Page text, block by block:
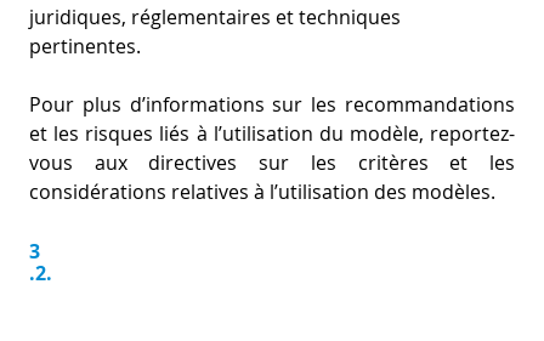
juridiques, réglementaires et techniques
pertinentes.
Pour plus d’informations sur les recommandations
et les risques liés à l’utilisation du modèle, reportez-
vous aux directives sur les critères et les
considérations relatives à l’utilisation des modèles.
3
.2.